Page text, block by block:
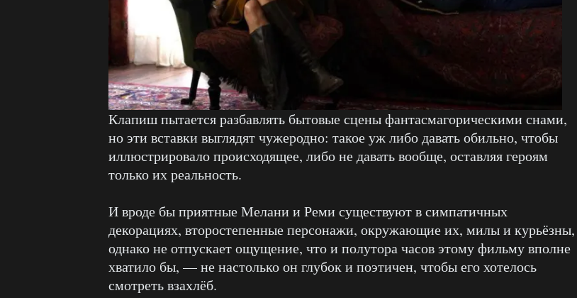
Клапиш пытается разбавлять бытовые сцены фантасмагорическими снами,
но эти вставки выглядят чужеродно: такое уж либо давать обильно, чтобы
иллюстрировало происходящее, либо не давать вообще, оставляя героям
только их реальность.
И вроде бы приятные Мелани и Реми существуют в симпатичных
декорациях, второстепенные персонажи, окружающие их, милы и курьёзны,
однако не отпускает ощущение, что и полутора часов этому фильму вполне
хватило бы, — не настолько он глубок и поэтичен, чтобы его хотелось
смотреть взахлёб.